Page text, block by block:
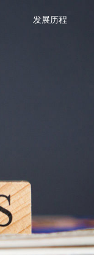
发展历程